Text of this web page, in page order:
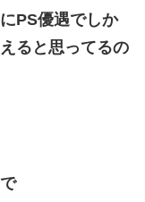
PS優遇でしか
ると思ってるの